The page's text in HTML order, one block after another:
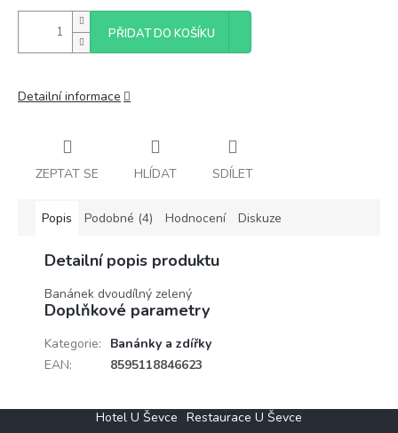
PŘIDAT DO KOŠÍKU
Detailní informace
ZEPTAT SE HLÍDAT SDÍLET
Popis Podobné (4) Hodnocení Diskuze
Detailní popis produktu
Banánek dvoudílný zelený
Doplňkové parametry
Kategorie:
Banánky a zdířky
EAN: 8595118846623
Hotel U Ševce Restaurace U Ševce